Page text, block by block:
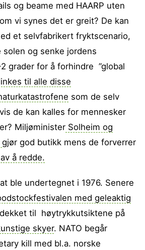
og beame med HAARP uten
vi synes det er greit? De kan
et selvfabrikert fryktscenario,
solen og senke jordens
grader for å forhindre ”global
til alle disse
som de selv
de kan kalles for mennesker
Miljøminister Solheim og
gjør god butikk mens de forverrer
å redde.
ble undertegnet i 1976. Senere
med geleaktig
til høytrykkutsiktene på
skyer. NATO begår
kill med bl.a. norske